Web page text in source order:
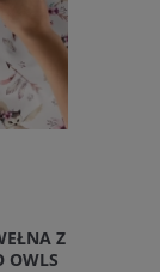
Z
OWLS